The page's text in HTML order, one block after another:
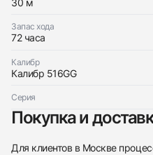
30 м
Запас хода
72 часа
Калибр
Калибр 516GG
Серия
Покупка и
Для клиентов в Москве